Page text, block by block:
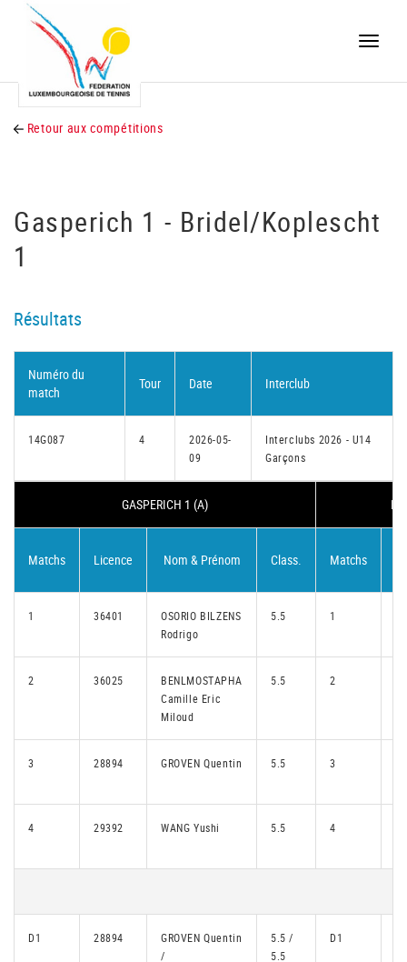
Toggle
Retour aux compétitions
Gasperich 1 - Bridel/Koplescht
1
Résultats
Numéro du
match
Tour Date Interclub
14G087 4
2026-05-
09
Interclubs 2026 - U14
Garçons
GASPERICH 1 (A)
Matchs Licence Nom & Prénom Class. Matchs
1 36401
OSORIO BILZENS
Rodrigo
5.5 1
2 36025
BENLMOSTAPHA
Camille Eric
Miloud
5.5 2
3 28894 GROVEN Quentin 5.5 3
4 29392 WANG Yushi 5.5 4
D1 28894
GROVEN Quentin
/
5.5 /
5.5
D1